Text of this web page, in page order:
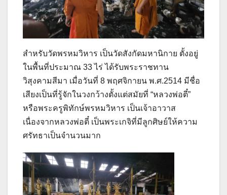
สำหรับวัดพรหมวิหาร เป็นวัดสังกัดมหานิกาย ตั้งอยู่
ในพื้นที่ประมาณ 33 ไร่ ได้รับพระราชทาน
วิสุงคามสีมา เมื่อวันที่ 8 พฤศจิกายน พ.ศ.2514 มีชื่อ
เสียงเป็นที่รู้จักในวงกว้างตั้งแต่สมัยที่ “หลวงพ่อตี๋”
หรือพระครูพิทักษ์พรหมวิหาร เป็นเจ้าอาวาส
เนื่องจากหลวงพ่อตี๋ เป็นพระเกจิที่มีลูกศิษย์ให้ความ
ศรัทธาเป็นจำนวนมาก